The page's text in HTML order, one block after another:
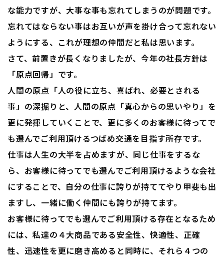
な能力ですが、大事な事も忘れてしまうのが問題です。
忘れてはならない事はお互いが声を掛け合って忘れない
ようにする、これが理想の仲間だと私は思います。
さて、前置きが長くなりましたが、今年の社長方針は
「原点回帰」です。
人間の原点「人の役に立ち、喜ばれ、必要とされる
事」の深掘りと、人間の原点「真心からの思いやり」を
更に発揮していくことで、更に多くのお客様に待ってで
も選んでご利用頂けるつばめ交通を目指す所存です。
仕事は人生の大半を占めますが、同じ仕事をするな
ら、お客様に待ってでも選んでご利用頂けるような会社
にすることで、自分の仕事に誇りが持ててやり甲斐も出
ますし、一緒に働く仲間にも誇りが持てます。
お客様に待ってでも選んでご利用頂ける存在となるため
には、私達の４大商品である安全性、快適性、正確
性、迅速性を更に磨き高めると同時に、それら４つの